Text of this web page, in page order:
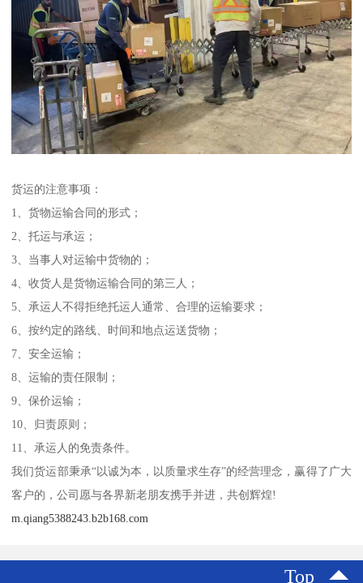
货运的注意事项：
1、货物运输合同的形式；
2、托运与承运；
3、当事人对运输中货物的；
4、收货人是货物运输合同的第三人；
5、承运人不得拒绝托运人通常、合理的运输要求；
6、按约定的路线、时间和地点运送货物；
7、安全运输；
8、运输的责任限制；
9、保价运输；
10、归责原则；
11、承运人的免责条件。
我们货运部秉承“以诚为本，以质量求生存”的经营理念，赢得了广大
客户的，公司愿与各界新老朋友携手并进，共创辉煌!
m.qiang5388243.b2b168.com
Top